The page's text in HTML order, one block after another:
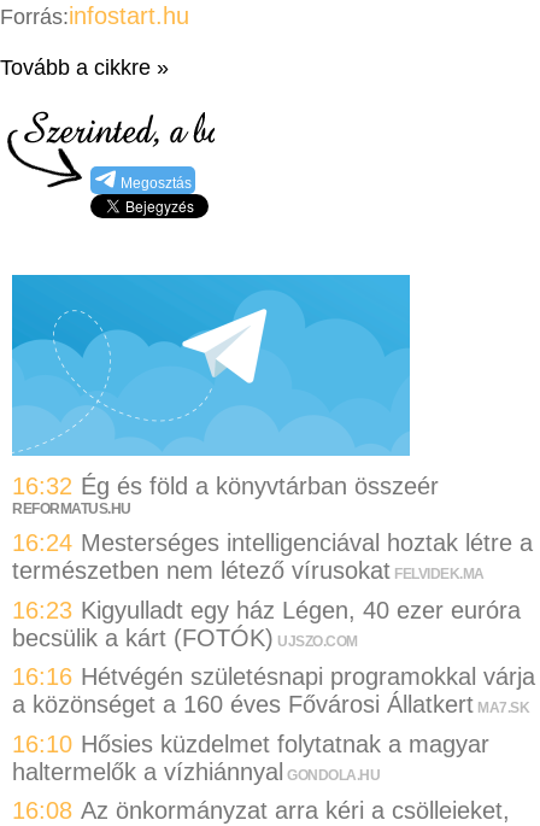
Forrás:infostart.hu
Tovább a cikkre »
Megosztás
16:32 Ég és föld a könyvtárban összeér
REFORMATUS.HU
16:24 Mesterséges intelligenciával hoztak létre a
természetben nem létező vírusokat FELVIDEK.MA
16:23 Kigyulladt egy ház Légen, 40 ezer euróra
becsülik a kárt (FOTÓK) UJSZO.COM
16:16 Hétvégén születésnapi programokkal várja
a közönséget a 160 éves Fővárosi Állatkert MA7.SK
16:10 Hősies küzdelmet folytatnak a magyar
haltermelők a vízhiánnyal GONDOLA.HU
16:08 Az önkormányzat arra kéri a csölleieket,